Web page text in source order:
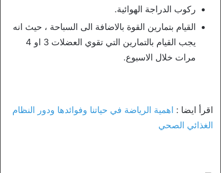
ركوب الدراجة الهوائية.
القيام بتمارين القوة بالاضافة الى السباحة ، حيث انه
يجب القيام بالتمارين التي تقوي العضلات 3 او 4
مرات خلال الاسبوع.
اقرأ ايضا : اهمية الرياضة في حياتنا وفوائدها ودور النظام
الغذائي الصحي